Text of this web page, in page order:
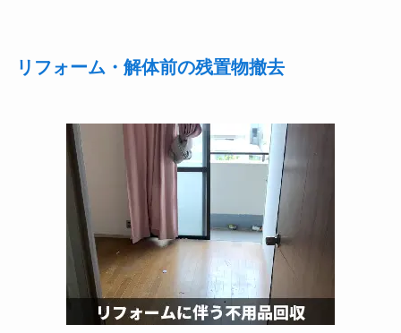
リフォーム・解体前の残置物撤去